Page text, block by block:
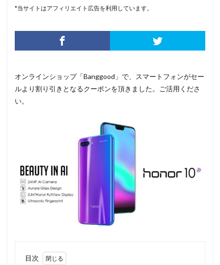
*当サイトはアフィリエイト広告を利用しています。
オンラインショップ「Banggood」で、スマートフォンがセー
ルより割り引きとなるクーポンを頂きました。ご活用くださ
い。
目次